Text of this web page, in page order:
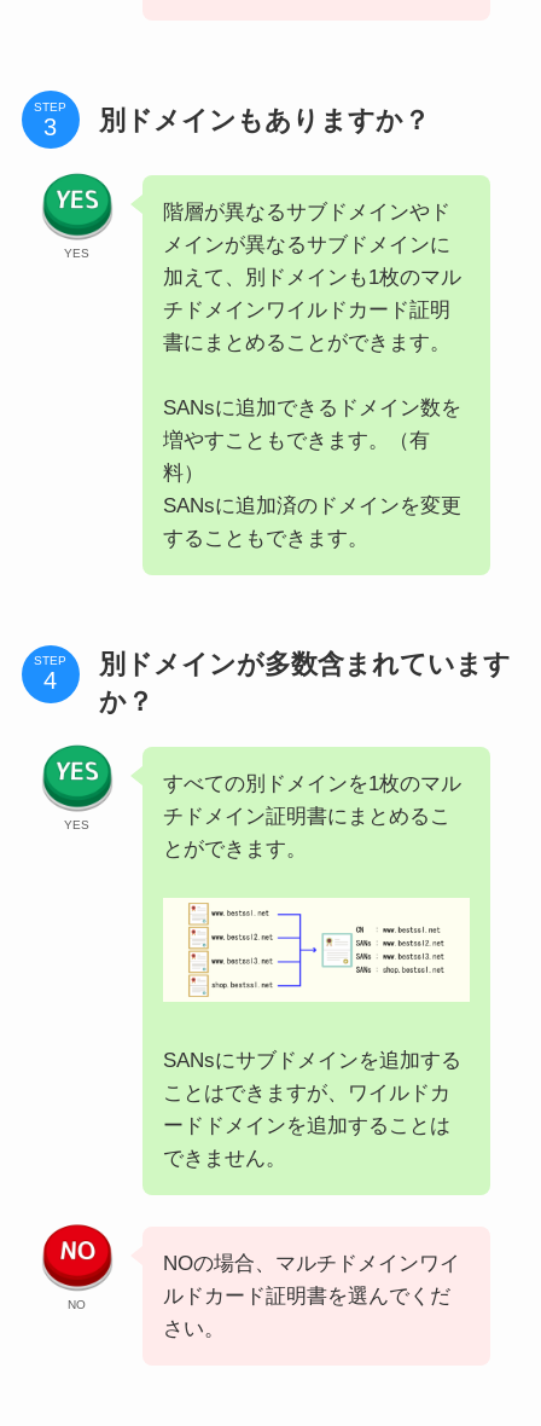
STEP 別ドメインもありますか？
YES
階層が異なるサブドメインやド
メインが異なるサブドメインに
加えて、別ドメインも1枚のマル
チドメインワイルドカード証明
書にまとめることができます。
SANsに追加できるドメイン数を
増やすこともできます。（有
料）
SANsに追加済のドメインを変更
することもできます。
STEP
別ドメインが多数含まれています
か？
YES
すべての別ドメインを1枚のマル
チドメイン証明書にまとめるこ
とができます。
SANsにサブドメインを追加する
ことはできますが、ワイルドカ
ードドメインを追加することは
できません。
NO
NOの場合、マルチドメインワイ
ルドカード証明書を選んでくだ
さい。